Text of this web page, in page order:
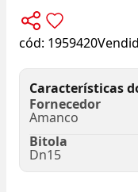
cód: 1959420
Características
Fornecedor
Amanco
Bitola
Dn15